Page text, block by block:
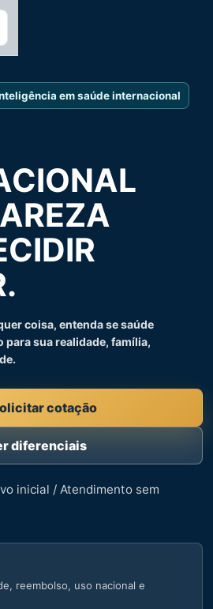
em saúde internacional
coisa, entenda se saúde
sua realidade, família,
cotação
diferenciais
inicial / Atendimento sem
reembolso, uso nacional e